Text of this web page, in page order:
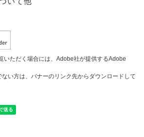
いただく場合には、Adobe社が提供するAdobe
い方は、バナーのリンク先からダウンロードして